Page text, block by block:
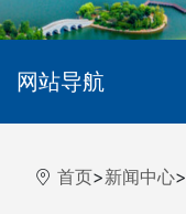
网站导航
首页>新闻中心>